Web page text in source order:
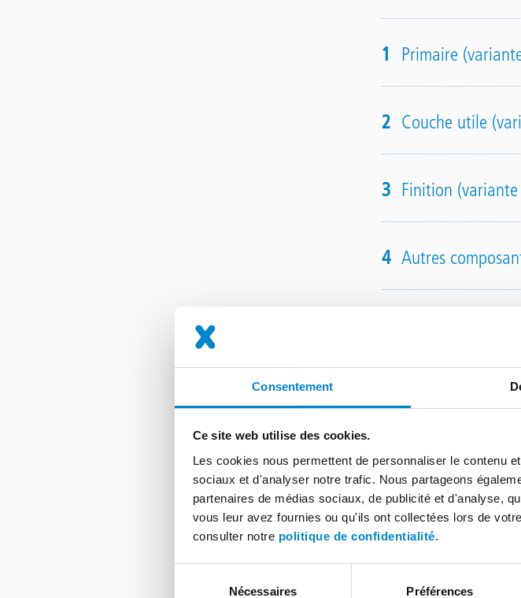
Consentement
Ce site web utilise des cookies.
Les cookies nous permettent de personnaliser le contenu
sociaux et d'analyser notre trafic. Nous partageons
partenaires de médias sociaux, de publicité et d'analyse,
vous leur avez fournies ou qu'ils ont collectées lors de
consulter notre politique de confidentialité.
Nécessaires Préférences
1 Primaire
2 Couche utile
3 Finition
4 Autres
Structure
variante 2